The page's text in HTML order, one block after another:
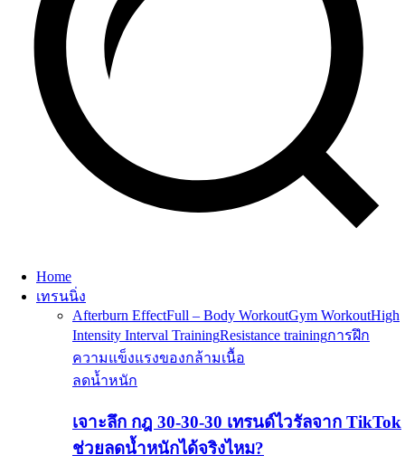
Home
เทรนนิ่ง
Afterburn EffectFull – Body WorkoutGym WorkoutHigh
Intensity Interval TrainingResistance trainingการฝึก
ความแข็งแรงของกล้ามเนื้อ
ลดน้ำหนัก
เจาะลึก กฎ 30-30-30 เทรนด์ไวรัลจาก TikTok
ช่วยลดน้ำหนักได้จริงไหม?